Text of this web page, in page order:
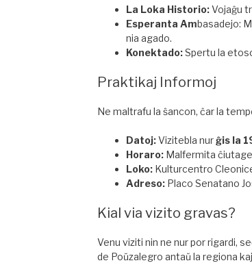
La Loka Historio:Vojaĝu
Esperanta Ambasadejo:
nia agado.
Konektado:Spertu la
Praktikaj Informoj
​Ne maltrafu la ŝancon, ĉar la
Datoj:Vizitebla nurĝis la
Horaro: Malfermita
Loko: Kulturcentro
Adreso: Placo Senatano
Kial via vizito gravas?
​Venu viziti nin ne nur por rigardi,
de Poŭzalegro antaŭ la regiona